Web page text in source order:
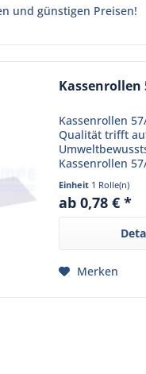
und günstigen Preisen!
Kassenrollen
Kassenrollen
Qualität trifft
Kassenrollen
bieten eine
schonen
Diese
Einheit 1 Rolle(n)
ab 0,78 € *
Merken